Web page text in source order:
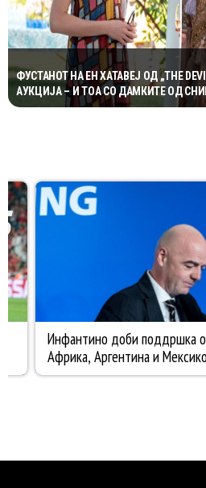
ФУСТАНОТ НА ЕН ХАТАВЕЈ ОД „THE
АУКЦИЈА – И ТОА СО ДАМКИТЕ ОД